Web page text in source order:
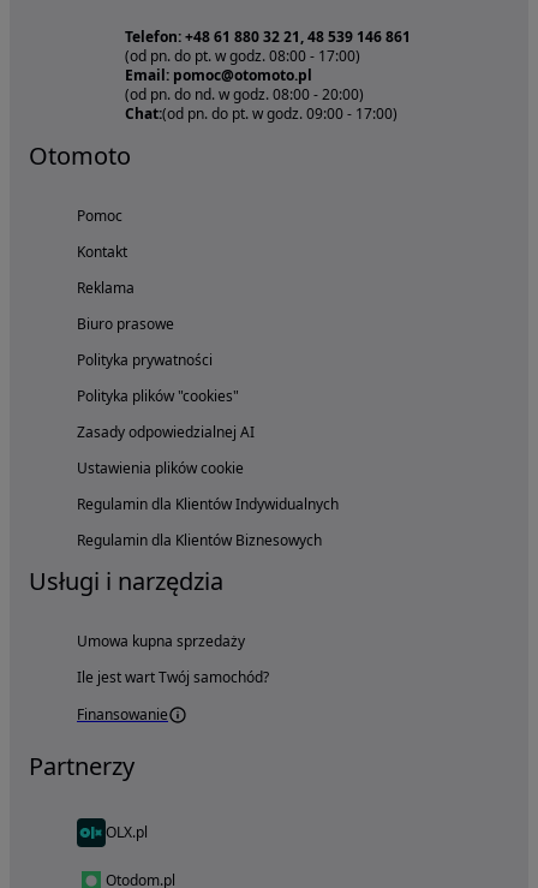
Telefon: +48 61 880 32 21, 48 539 146 861
(od pn. do pt. w godz. 08:00 - 17:00)
Email: pomoc@otomoto.pl
(od pn. do nd. w godz. 08:00 - 20:00)
Chat:(od pn. do pt. w godz. 09:00 - 17:00)
Otomoto
Pomoc
Kontakt
Reklama
Biuro prasowe
Polityka prywatności
Polityka plików "cookies"
Zasady odpowiedzialnej AI
Ustawienia plików cookie
Regulamin dla Klientów Indywidualnych
Regulamin dla Klientów Biznesowych
Usługi i narzędzia
Umowa kupna sprzedaży
Ile jest wart Twój samochód?
Finansowanie
Partnerzy
OLX.pl
Otodom.pl